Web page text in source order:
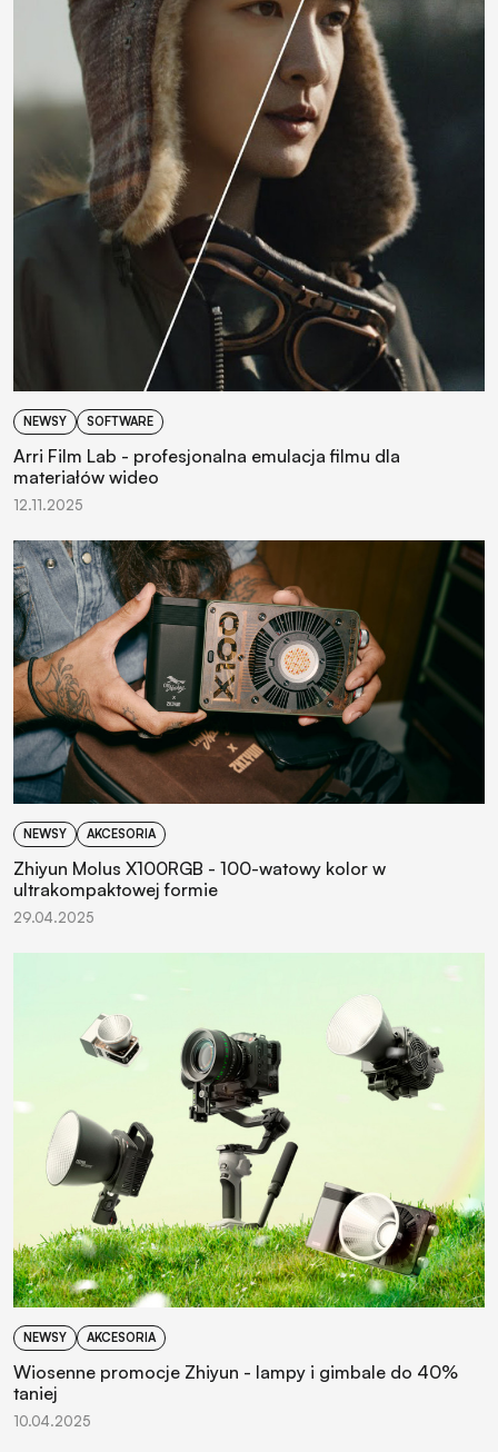
NEWSY SOFTWARE
Arri Film Lab - profesjonalna emulacja filmu dla
materiałów wideo
12.11.2025
NEWSY AKCESORIA
Zhiyun Molus X100RGB - 100-watowy kolor w
ultrakompaktowej formie
29.04.2025
NEWSY AKCESORIA
Wiosenne promocje Zhiyun - lampy i gimbale do 40%
taniej
10.04.2025